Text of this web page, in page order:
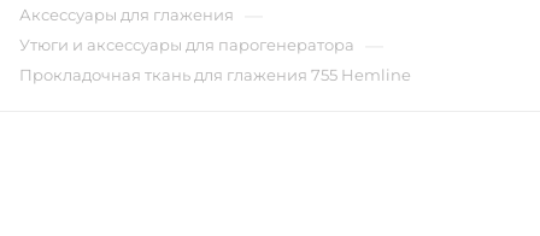
Аксессуары для глажения
Утюги и аксессуары для парогенератора
Прокладочная ткань для глажения 755 Hemline